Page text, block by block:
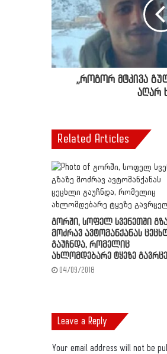
„როგორ მტკივა
აღარ
Related Articles
გორში, სოფელ სვენეთში
მოძრავ ავტომანქანას
გაუჩნდა, რომელიც
ახლომდებარე ტყეზე
04/09/2018
Leave a Reply
Your email address will not be